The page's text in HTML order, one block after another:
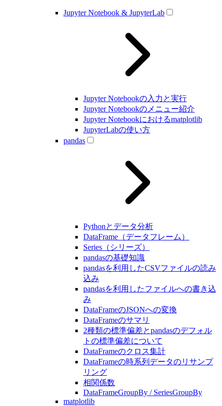
Jupyter Notebook & JupyterLab
Jupyter Notebookの入力と実行
Jupyter Notebookのメニュー紹介
Jupyter Notebookにおけるmatplotlib
JupyterLabの使い方
pandas
Pythonとデータ分析
DataFrame（データフレーム）
Series（シリーズ）
pandasの基礎知識
pandasを利用したCSVファイルの読み
込み
pandasを利用したファイルへの書き込
み
DataFrameのJSONへの変換
DataFrameのサマリ
2種類の標準偏差とpandasのデフォル
トの標準偏差について
DataFrameのクロス集計
DataFrameの時系列データのリサンプ
リング
相関係数
DataFrameGroupBy / SeriesGroupBy
matplotlib